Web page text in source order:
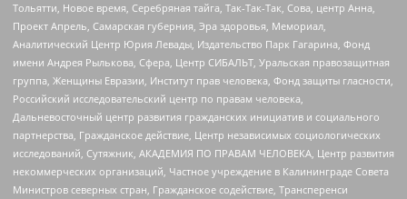
Тольятти, Новое время, Серебряная тайга, Так-Так-Так, Сова, центр Анна,
Проект Апрель, Самарская губерния, Эра здоровья, Мемориал,
Аналитический Центр Юрия Левады, Издательство Парк Гагарина, Фонд
имени Андрея Рылькова, Сфера, Центр СИБАЛЬТ, Уральская правозащитная
группа, Женщины Евразии, Институт прав человека, Фонд защиты гласности,
Российский исследовательский центр по правам человека,
Дальневосточный центр развития гражданских инициатив и социального
партнерства, Гражданское действие, Центр независимых социологических
исследований, Сутяжник, АКАДЕМИЯ ПО ПРАВАМ ЧЕЛОВЕКА, Центр развития
некоммерческих организаций, Частное учреждение в Калининграде Совета
Министров северных стран, Гражданское содействие, Трансперенси